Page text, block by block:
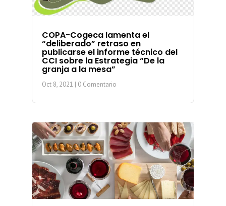
COPA-Cogeca lamenta el
“deliberado” retraso en
publicarse el informe técnico del
CCI sobre la Estrategia “De la
granja a la mesa”
Oct 8, 2021 | 0 Comentario